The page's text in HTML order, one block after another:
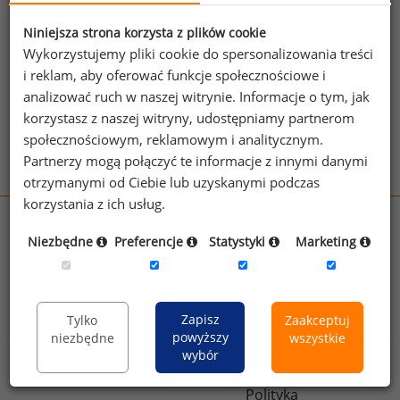
jego pomocą sprawdzić raporty dla
pozostałych.
Wykorzystaj kod
Aby otrzymać darmowy kod dostępu weź udział
wOgólnopolskim Badaniu Wynagrodzeń.
sedlak.pl
kfw.sedlak.pl
rynekpracy.pl
raportyplacowe.pl
Sklep
Kontakt
Polityka
Niniejsza strona korzysta z plików cookie
Wykorzystujemy pliki cookie do spersonalizowania treści
i reklam, aby oferować funkcje społecznościowe i
analizować ruch w naszej witrynie. Informacje o tym, jak
korzystasz z naszej witryny, udostępniamy partnerom
społecznościowym, reklamowym i analitycznym.
Partnerzy mogą połączyć te informacje z innymi danymi
otrzymanymi od Ciebie lub uzyskanymi podczas
korzystania z ich usług.
Niezbędne Preferencje Statystyki Marketing
Tylko
niezbędne
Zapisz
powyższy
wybór
Zaakceptuj
wszystkie